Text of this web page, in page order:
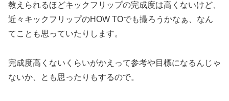
教えられるほどキックフリップの完成度は高くないけど、
近々キックフリップのHOW TOでも撮ろうかなぁ、なん
てことも思っていたりします。
完成度高くないくらいがかえって参考や目標になるんじゃ
ないか、とも思ったりもするので。